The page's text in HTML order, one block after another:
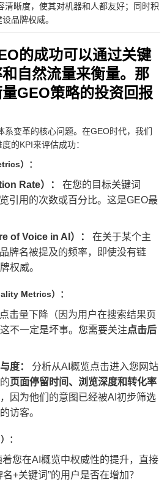
清晰度，使其对机器和人都友好；同时积
品牌权威。
的成功可以通过关键
自然流量来衡量。那
GEO策略的投资回报
系变革的核心问题。在GEO时代，我们
的KPI来评估成功：
）：
Rate）：
在您的目标关键词
引用的次数或百分比。这是GEO最
of Voice in AI）：
在关于某个主
牌名被提及的频率，即使没有链
权威。
Metrics）：
击量下降（因为用户在搜索结果页
不一定是坏事。您需要关注点击后
度：
分析从AI概览点击进入您网站
页面停留时间、浏览深度和转化率
因为他们的意图已经被AI初步筛选
访客。
：
着您在AI概览中权威性的提升，直接
+关键词”的用户是否在增加？